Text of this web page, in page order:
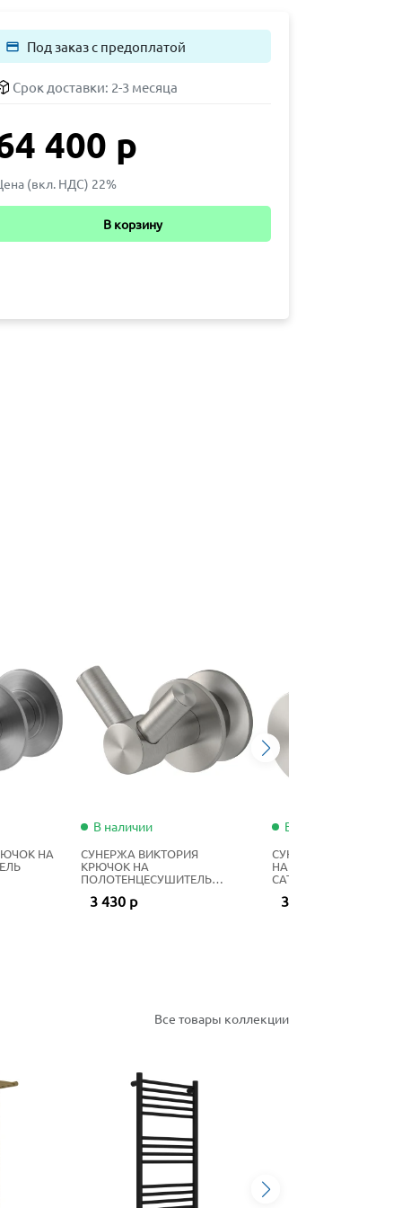
payment Под заказ с предоплатой
Срок доставки: 2-3 месяца
400 р
(вкл. НДС) 22%
В корзину
НА
В наличии
СУНЕРЖА ВИКТОРИЯ
КРЮЧОК НА
ПОЛОТЕНЦЕСУШИТЕЛЬ
3 430 р
В наличии
СУНЕРЖА КАНЬОН
НА
САТИН
3 350 р
Все товары коллекции